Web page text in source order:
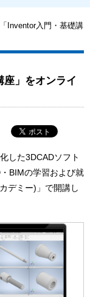
Inventor入門・基礎講
」をオンライ
した3DCADソフト
BIMの学習および就
デミー)」で開講し